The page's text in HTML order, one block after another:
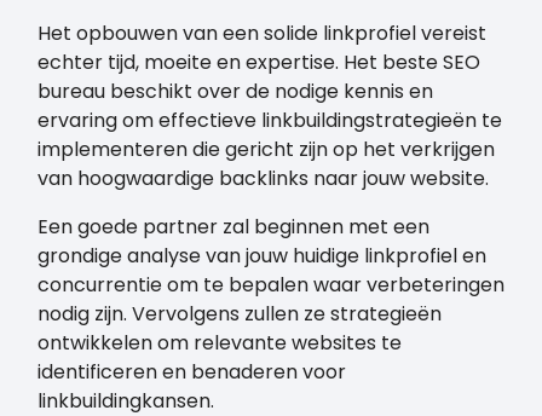
Het opbouwen van een solide linkprofiel vereist
echter tijd, moeite en expertise. Het beste SEO
bureau beschikt over de nodige kennis en
ervaring om effectieve linkbuildingstrategieën te
implementeren die gericht zijn op het verkrijgen
van hoogwaardige backlinks naar jouw website.
Een goede partner zal beginnen met een
grondige analyse van jouw huidige linkprofiel en
concurrentie om te bepalen waar verbeteringen
nodig zijn. Vervolgens zullen ze strategieën
ontwikkelen om relevante websites te
identificeren en benaderen voor
linkbuildingkansen.